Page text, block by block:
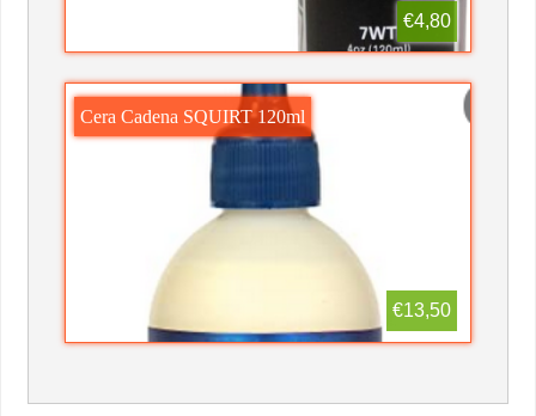
€4,80
Cera Cadena SQUIRT 120ml
€13,50